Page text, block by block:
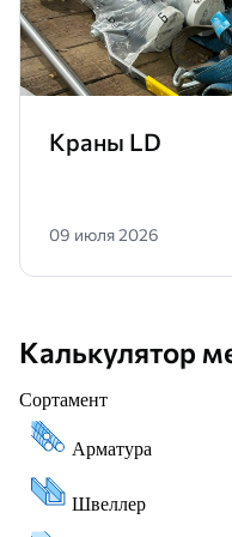
Краны LD
09 июля 2026
Калькулятор